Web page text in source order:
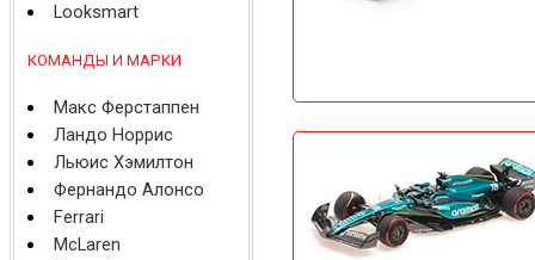
Looksmart
КОМАНДЫ И МАРКИ
Макс Ферстаппен
Ландо Норрис
Льюис Хэмилтон
Фернандо Алонсо
Ferrari
McLaren